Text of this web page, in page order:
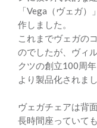
「Vega（ヴェガ
作しました。
これまでヴェガの
のでしたが、ヴィ
クツの創立100周
より製品化されまし
ヴェガチェアは背
長時間座っていて